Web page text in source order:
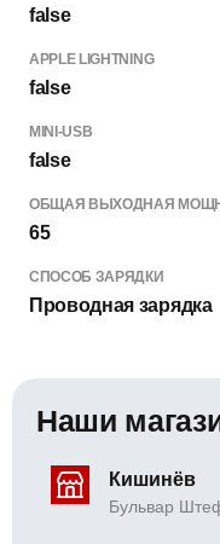
false
APPLE LIGHTNING
false
MINI-USB
false
ОБЩАЯ ВЫХОДНАЯ
65
СПОСОБ ЗАРЯДКИ
Проводная зарядка
Наши
Кишинёв
Бульвар